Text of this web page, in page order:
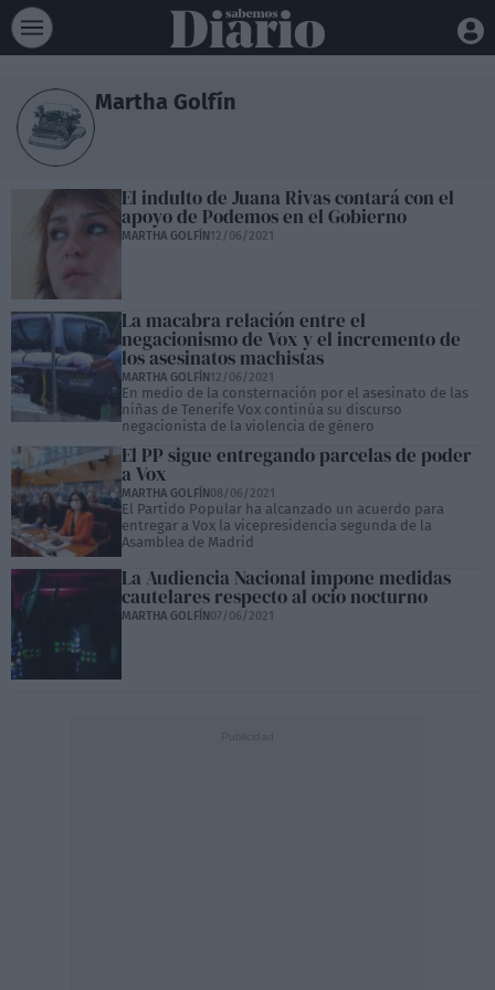
Martha Golfín
El indulto de Juana Rivas contará con el
apoyo de Podemos en el Gobierno
MARTHA GOLFÍN12/06/2021
La macabra relación entre el
negacionismo de Vox y el incremento de
los asesinatos machistas
MARTHA GOLFÍN12/06/2021
En medio de la consternación por el asesinato de las
niñas de Tenerife Vox continúa su discurso
negacionista de la violencia de género
El PP sigue entregando parcelas de poder
a Vox
MARTHA GOLFÍN08/06/2021
El Partido Popular ha alcanzado un acuerdo para
entregar a Vox la vicepresidencia segunda de la
Asamblea de Madrid
La Audiencia Nacional impone medidas
cautelares respecto al ocio nocturno
MARTHA GOLFÍN07/06/2021